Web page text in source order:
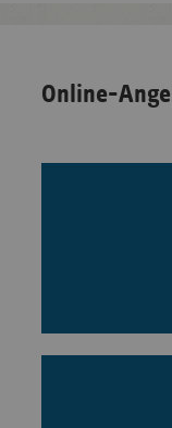
Online-